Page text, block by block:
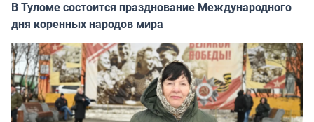
В Туломе состоится празднование Международного
дня коренных народов мира